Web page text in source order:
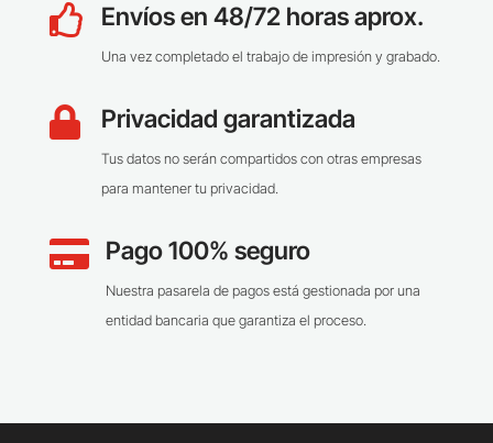
 Envíos en 48/72 horas aprox.
Una vez completado el trabajo de impresión y grabado.
 Privacidad garantizada
Tus datos no serán compartidos con otras empresas
para mantener tu privacidad.
 Pago 100% seguro
Nuestra pasarela de pagos está gestionada por una
entidad bancaria que garantiza el proceso.